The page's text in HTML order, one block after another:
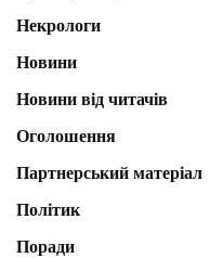
Некрологи
Новини
Новини від читачів
Оголошення
Партнерський матеріал
Політик
Поради